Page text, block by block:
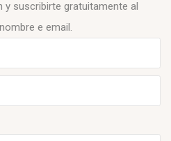
suscribirte gratuitamente al
e email.